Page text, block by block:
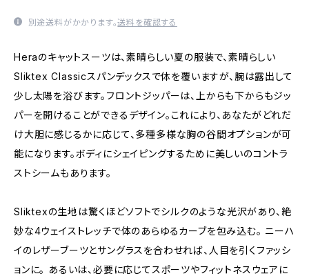
別途送料がかかります。送料を確認する
Heraのキャットスーツは、素晴らしい夏の服装で、素晴らしい
Sliktex Classicスパンデックスで体を覆いますが、腕は露出して
少し太陽を浴びます。フロントジッパーは、上からも下からもジッ
パーを開けることができるデザイン。これにより、あなたがどれだ
け大胆に感じるかに応じて、多種多様な胸の谷間オプションが可
能になります。ボディにシェイピングするために美しいのコントラ
ストシームもあります。
Sliktexの生地は驚くほどソフトでシルクのような光沢があり、絶
妙な4ウェイストレッチで体のあらゆるカーブを包み込む。 ニーハ
イのレザーブーツとサングラスを合わせれば、人目を引くファッシ
ョンに。 あるいは、必要に応じてスポーツやフィットネスウェアに